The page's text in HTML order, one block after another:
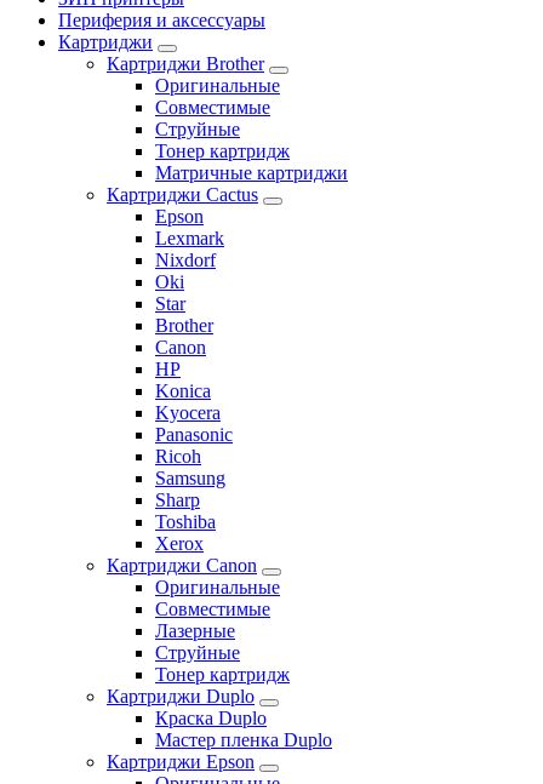
Периферия и аксессуары
Картриджи
Картриджи Brother
Оригинальные
Совместимые
Струйные
Тонер картридж
Матричные картриджи
Картриджи Cactus
Epson
Lexmark
Nixdorf
Oki
Star
Brother
Canon
HP
Konica
Kyocera
Panasonic
Ricoh
Samsung
Sharp
Toshiba
Xerox
Картриджи Canon
Оригинальные
Совместимые
Лазерные
Струйные
Тонер картридж
Картриджи Duplo
Краска Duplo
Мастер пленка Duplo
Картриджи Epson